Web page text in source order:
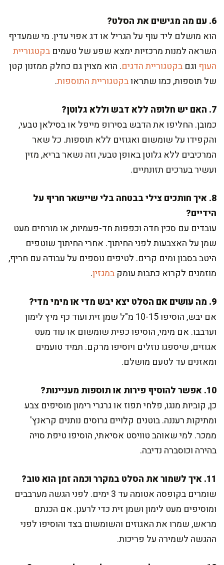
6. עם מה מגישים את הסלט?
הוא מושלם ליד עוף על הגריל או דג אפוי עדין. מי שמעדיף
השראה למנות מרכזיות ימצא שפע של טעמים בקטגוריית
העוף וגם בקטגוריית הדגים. הוא מצוין גם כחלק ממזנון קטן
של תוספות, כמו שתראובקטגוריית התוספות.
7. האם יש חלופה ללא דבש וללא גלוטן?
כמובן. החליפו את הדבש בסירופ מייפל או בסילאן טבעי,
והקפידו על שומשום ואגוזים ללא תוספות. כל שאר
המרכיבים ללא גלוטן באופן טבעי, וזה נשאר בריא, מזין
ועשיר בערכים תזונתיים.
8. איך חותכים צילי בבטחה בלי שיישאר חריף על
הידיים?
עובדים עם סכין חדה וכפפות חד-פעמיות, או מורחים מעט
שמן על האצבעות לפני החיתוך. אחרי החיתוך שוטפים
היטב בסבון ומים קרים. לטיפים נוספים על עבודה עם חריף,
מוזמנים לקרוא כתבות עומקבמגזין.
9. מה עושים אם הסלט יצא יבש מדי או מימי מדי?
אם יבש, הוסיפו 10-15 מ"ל שמן זית ועוד כף מיץ לימון
וערבבו. אם מימי, הוסיפו כפית שומשום או עוד מעט
אגוזים, שיספגו נוזלים ויוסיפו מרקם. תמיד טועמים
ומאזנים עד לטעם מושלם.
10. אפשר להוסיף פירות או תוספות מעניינות?
כן, קוביות מנגו, פלחי תפוז או גרגרי רימון מוסיפים צבע
ומתיקות רעננה. בוטנים קלויים גרוסים נותנים קראנץ'
ממכר. למי שאוהב טוויסט אסיאתי, הוסיפו טיפת סויה
בהירה וכוסברה נדיבה.
11. איך לשמור את הסלט במקרר וכמה זמן הוא טוב?
שומרים בקופסה אטומה עד 3 ימים. לפני הגשה מערבבים
ומוסיפים מעט לימון ושמן זית כדי לרענן. אם הכנתם
מראש, שמרו את האגוזים והשומשום בצד והוסיפו לפני
ההגשה לשמירה על פריכות.